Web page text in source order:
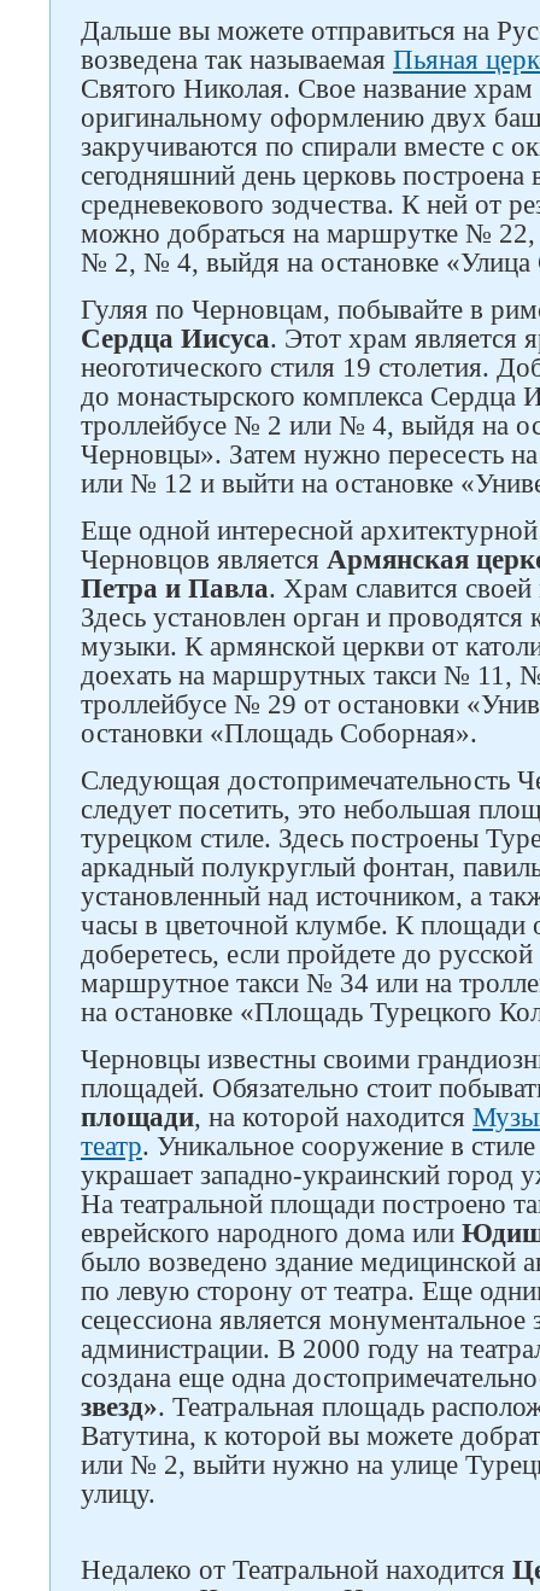
Дальше вы можете отправиться на
возведена так называемая Пьяная
Святого Николая. Свое название храм
оригинальному оформлению двух
закручиваются по спирали вместе с
сегодняшний день церковь построена
средневекового зодчества. К ней от
можно добраться на маршрутке №
№ 2, № 4, выйдя на остановке «Улица
Гуляя по Черновцам, побывайте в
Сердца Иисуса. Этот храм является
неоготического стиля 19 столетия.
до монастырского комплекса Сердца
троллейбусе № 2 или № 4, выйдя на
Черновцы». Затем нужно пересесть
или № 12 и выйти на остановке
Еще одной интересной
Черновцов является Армянская
Петра и Павла. Храм славится
Здесь установлен орган и проводятся
музыки. К армянской церкви от
доехать на маршрутных такси № 11,
троллейбусе № 29 от остановки
остановки «Площадь Соборная».
Следующая достопримечательность
следует посетить, это небольшая
турецком стиле. Здесь построены
аркадный полукруглый фонтан,
установленный над источником, а
часы в цветочной клумбе. К площади
доберетесь, если пройдете до
маршрутное такси № 34 или на
на остановке «Площадь Турецкого
Черновцы известны своими
площадей. Обязательно стоит
площади, на которой находится
театр. Уникальное сооружение в
украшает западно-украинский город
На театральной площади построено
еврейского народного дома или
было возведено здание медицинской
по левую сторону от театра. Еще
сецессиона является монументальное
администрации. В 2000 году на
создана еще одна
звезд». Театральная площадь
Ватутина, к которой вы можете
или № 2, выйти нужно на улице
улицу.
Недалеко от Театральной находится
Следите за нами в соцсетях